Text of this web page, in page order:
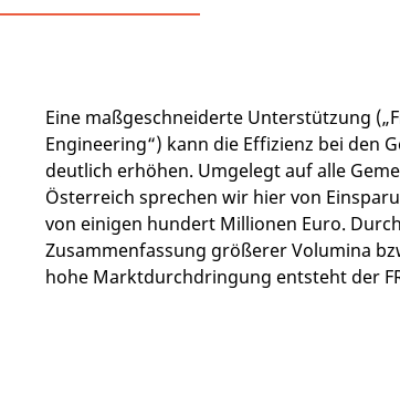
Eine maßgeschneiderte Unterstützung
Engineering“) kann die Effizienz bei den
deutlich erhöhen. Umgelegt auf alle
Österreich sprechen wir hier von
von einigen hundert Millionen Euro.
Zusammenfassung größerer Volumina
hohe Marktdurchdringung entsteht der